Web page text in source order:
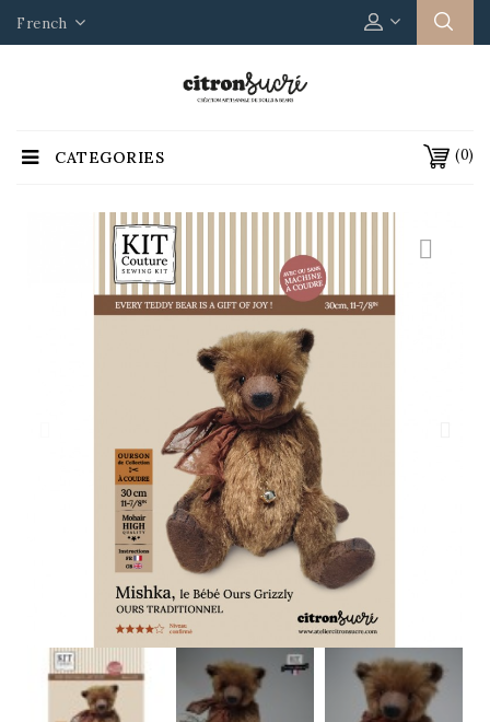
French
(0)
CATEGORIES